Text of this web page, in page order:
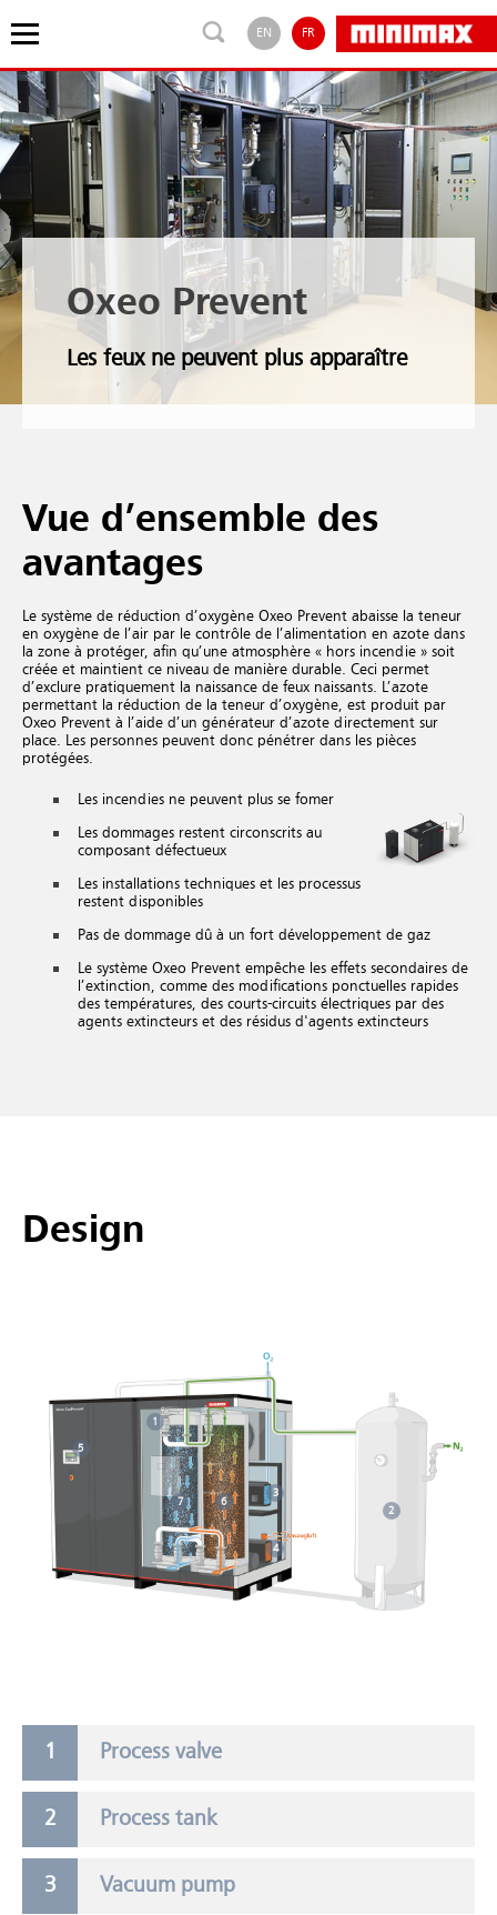
EN FR
Oxeo Prevent
Les feux ne peuvent plus apparaître
Vue d’ensemble des
avantages
Le système de réduction d’oxygène Oxeo Prevent abaisse la teneur
en oxygène de l’air par le contrôle de l’alimentation en azote dans
la zone à protéger, afin qu’une atmosphère « hors incendie » soit
créée et maintient ce niveau de manière durable. Ceci permet
d’exclure pratiquement la naissance de feux naissants. L’azote
permettant la réduction de la teneur d’oxygène, est produit par
Oxeo Prevent à l’aide d’un générateur d’azote directement sur
place. Les personnes peuvent donc pénétrer dans les pièces
protégées.
Les incendies ne peuvent plus se fomer
Les dommages restent circonscrits au
composant défectueux
Les installations techniques et les processus
restent disponibles
Pas de dommage dû à un fort développement de gaz
Le système Oxeo Prevent empêche les effets secondaires de
l’extinction, comme des modifications ponctuelles rapides
des températures, des courts-circuits électriques par des
agents extincteurs et des résidus d'agents extincteurs
Design
1
2
3
4
5
6
7
Process valve
Process tank
Vacuum pump